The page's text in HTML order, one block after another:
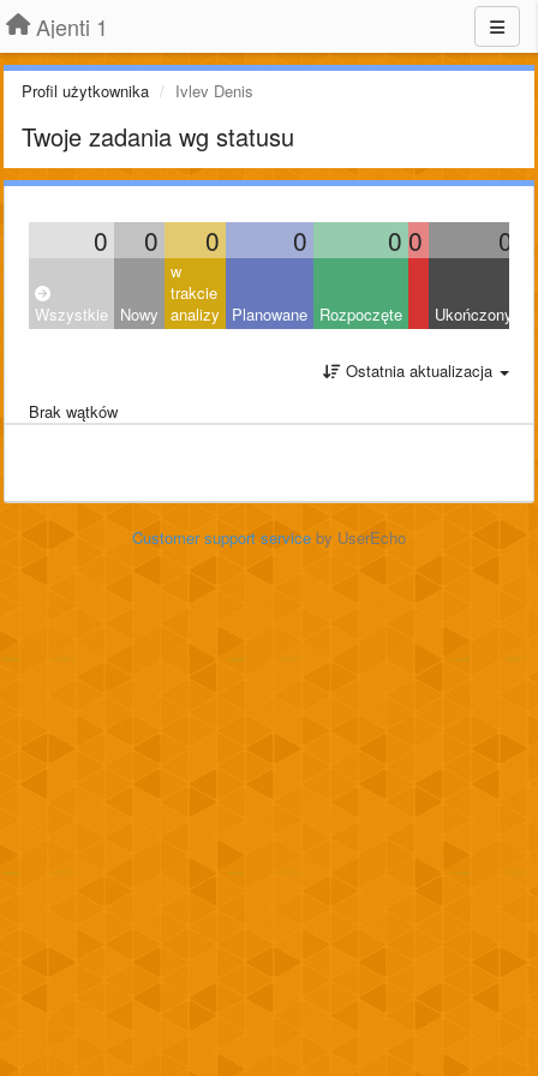
Ajenti 1
Profil użytkownika Ivlev Denis
Twoje zadania wg statusu
0 0 0 0 0 0 0
Wszystkie Nowy
w
trakcie
analizy
Planowane Rozpoczęte Ukończony
Ostatnia aktualizacja
Brak wątków
Customer support service by UserEcho